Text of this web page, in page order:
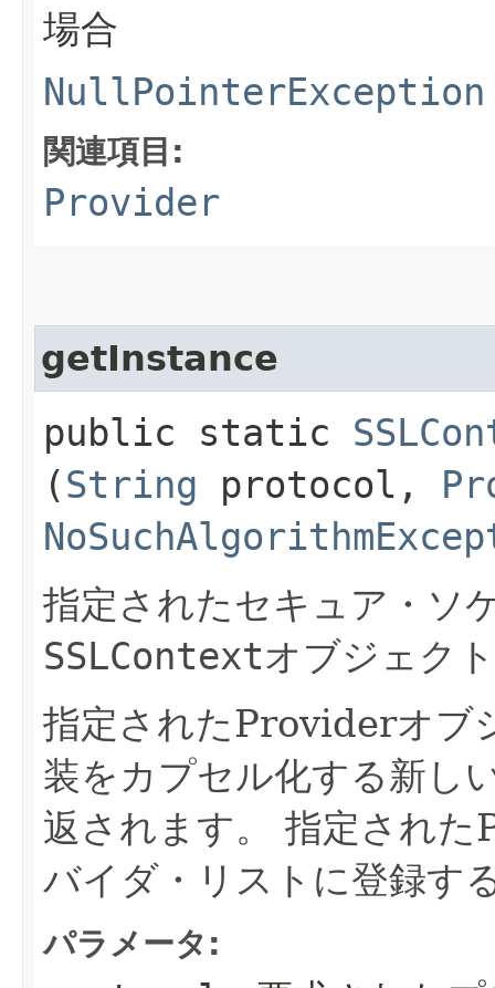
場合
NullPointerException
関連項目:
Provider
getInstance
public static
(String protocol,
指定されたセキュア・ソ
SSLContextオブジェク
指定されたProviderオブ
装をカプセル化する新し
返されます。
指定され
バイダ・リストに登録す
パラメータ: